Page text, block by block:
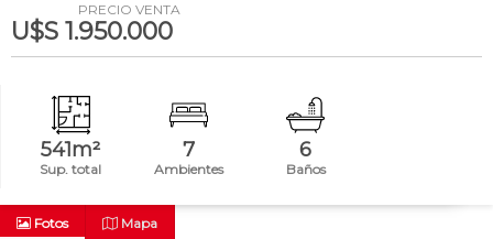
PRECIO VENTA
U$S 1.950.000
541m²
Sup. total
7
Ambientes
6
Baños
Fotos Mapa